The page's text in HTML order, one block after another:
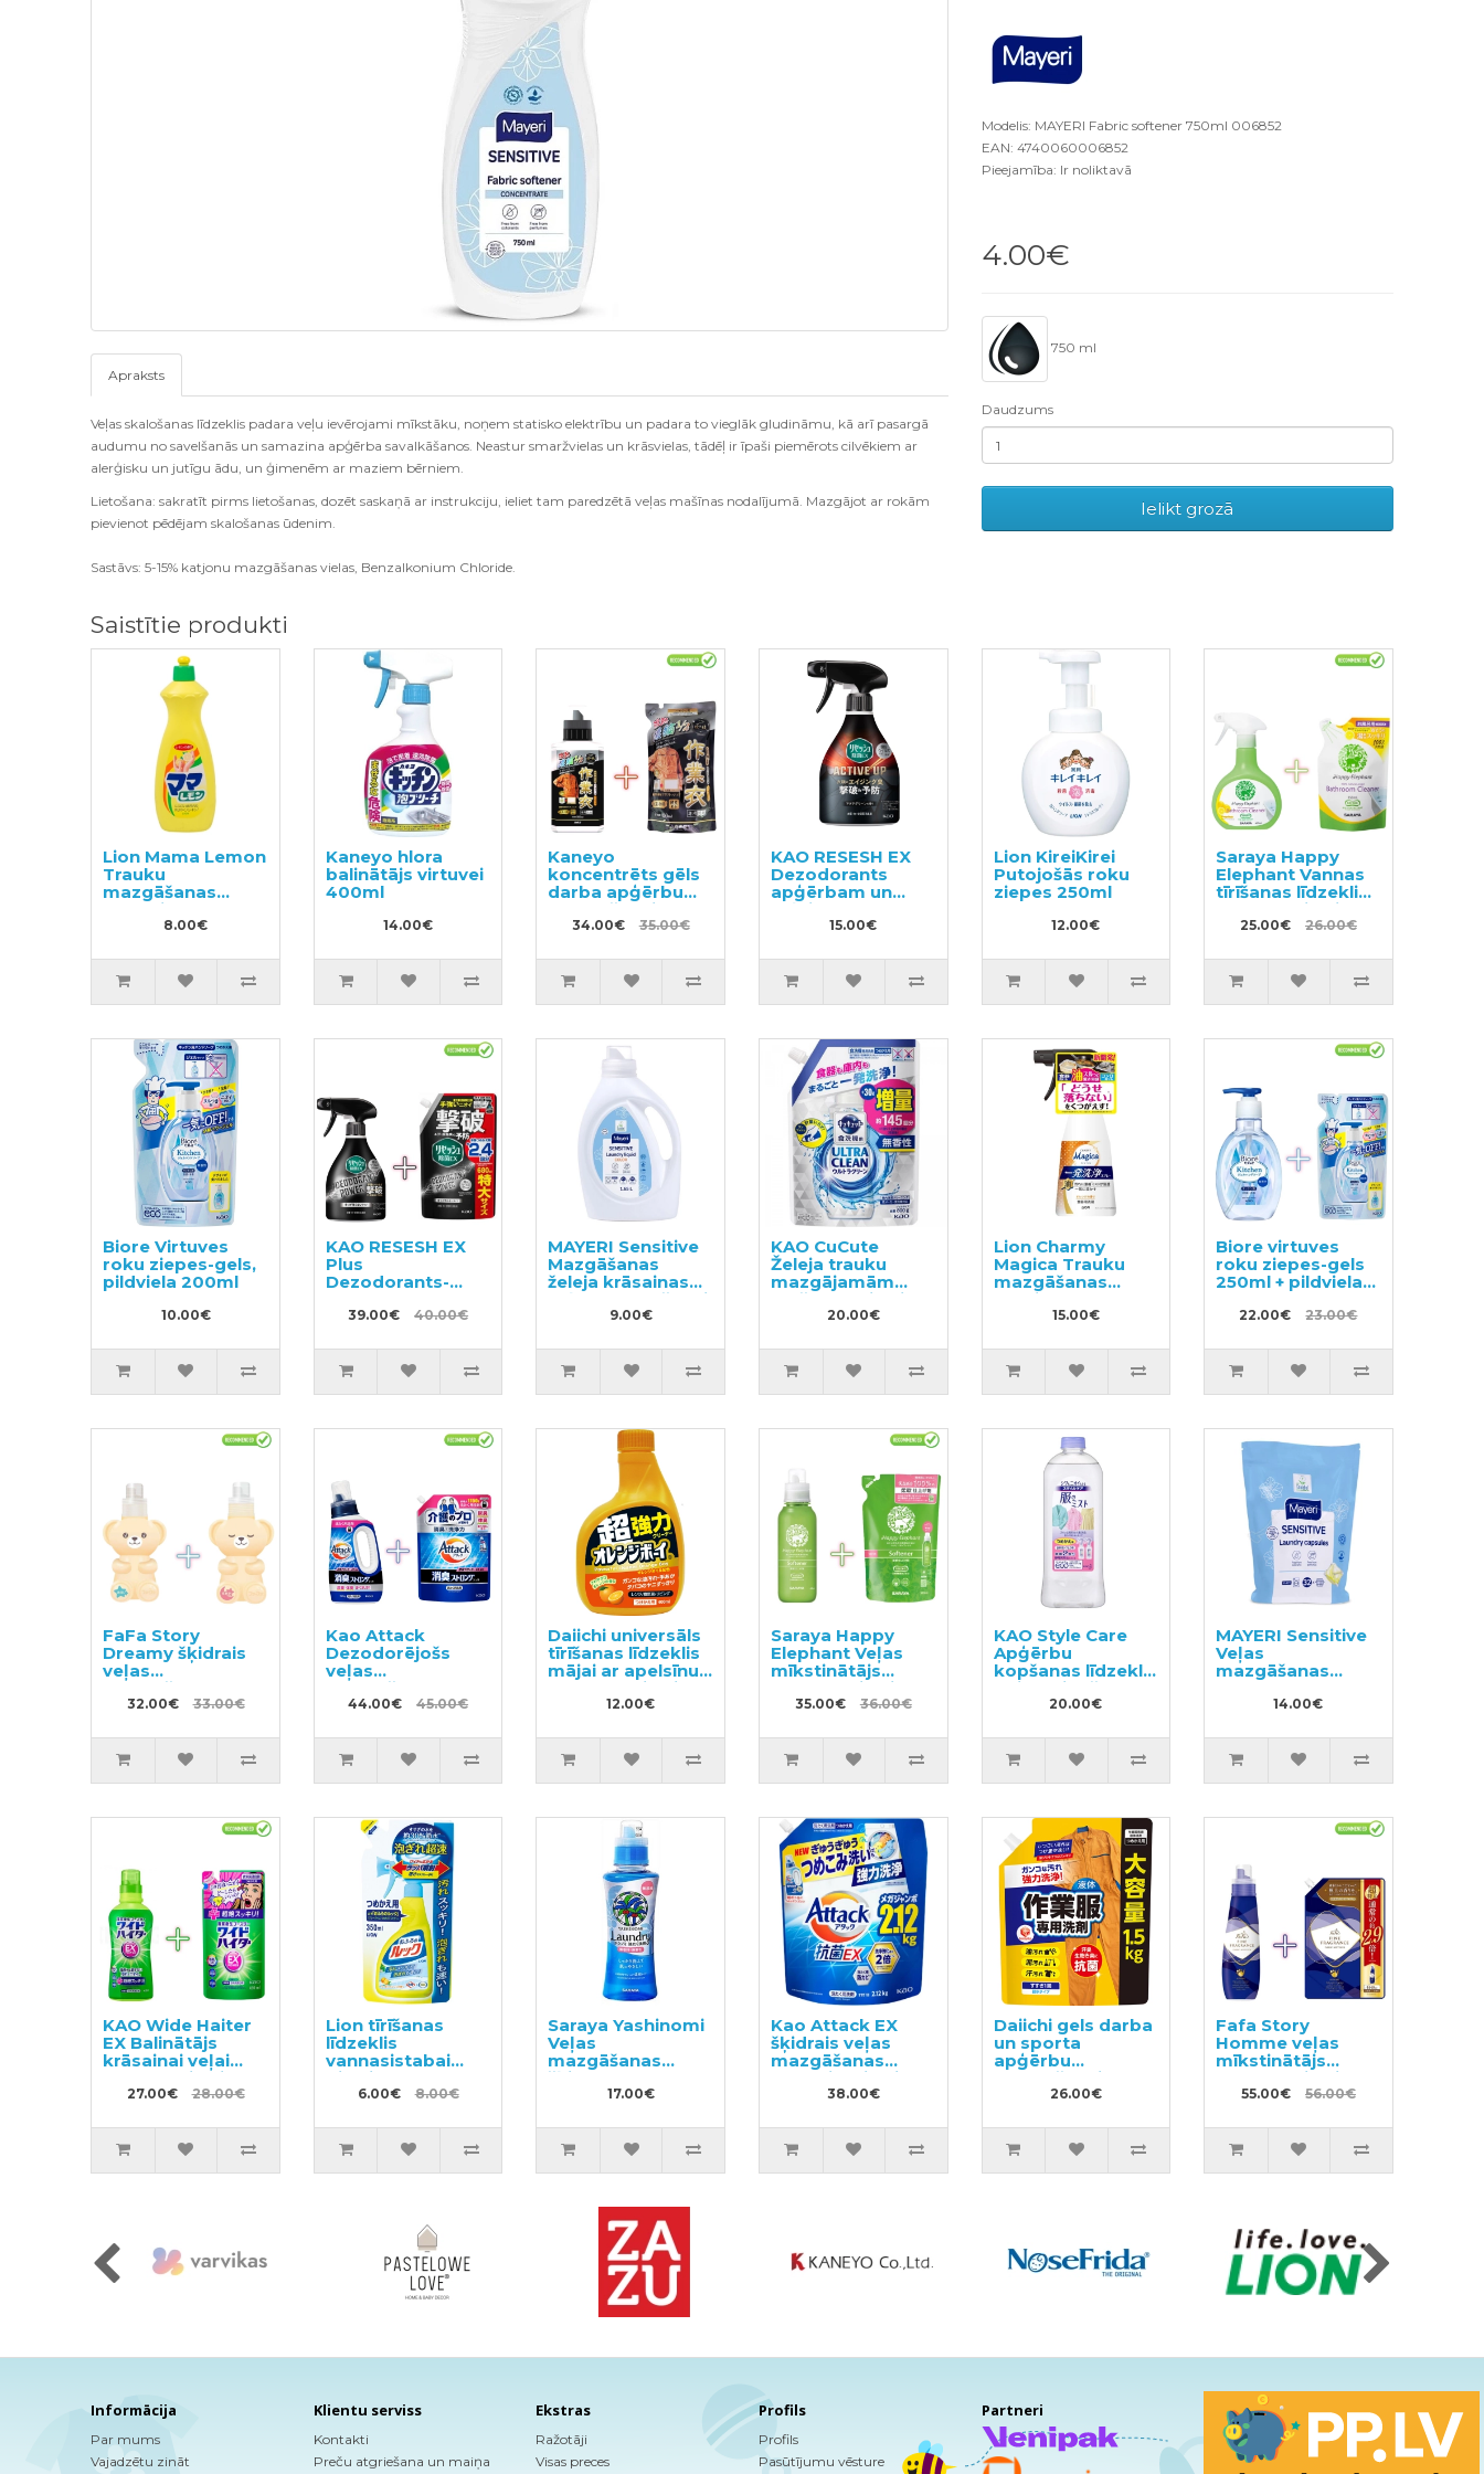
Apraksts
Veļas skalošanas līdzeklis padara veļu ievērojami mīkstāku, noņem statisko elektrību un padara to vieglāk gludināmu, kā arī pasargā
audumu no savelšanās un samazina apģērba savalkāšanos. Neastur smaržvielas un krāsvielas, tādēļ ir īpaši piemērots cilvēkiem ar
alerģisku un jutīgu ādu, un ģimenēm ar maziem bērniem.
Lietošana: sakratīt pirms lietošanas, dozēt saskaņā ar instrukciju, ieliet tam paredzētā veļas mašīnas nodalījumā. Mazgājot ar rokām
pievienot pēdējam skalošanas ūdenim.
Sastāvs: 5-15% katjonu mazgāšanas vielas, Benzalkonium Chloride.
Modelis: MAYERI Fabric softener 750ml 006852
EAN: 4740060006852
Pieejamība: Ir noliktavā
4.00€
750 ml
Daudzums
Ielikt grozā
Saistītie produkti
Lion Mama Lemon
Trauku
mazgāšanas
līdzeklis 800ml
8.00€
Kaneyo hlora
balinātājs virtuvei
400ml
14.00€
Kaneyo
koncentrēts gēls
darba apģērbu
mazgāšanai
500ml + pildviela
34.00€ 35.00€
KAO RESESH EX
Dezodorants
apģērbam un
veļai 350ml
15.00€
Lion KireiKirei
Putojošās roku
ziepes 250ml
12.00€
Saraya Happy
Elephant Vannas
tīrīšanas līdzeklis
400ml + pildviela
350ml
25.00€ 26.00€
Biore Virtuves
roku ziepes-gels,
pildviela 200ml
10.00€
KAO RESESH EX
Plus
Dezodorants-
neitralizētājs
apģērbam 360ml
+ pildviela 680ml
39.00€ 40.00€
MAYERI Sensitive
Mazgāšanas
želeja krāsainas
veļas mazgāšanai
9.00€
KAO CuCute
Želeja trauku
mazgājamām
mašīnām pildviela
20.00€
Lion Charmy
Magica Trauku
mazgāšanas
sprejs 300ml
15.00€
Biore virtuves
roku ziepes-gels
250ml + pildviela
22.00€ 23.00€
FaFa Story
Dreamy šķidrais
veļas
mazgāšanas
līdzeklis 400g +
450g
32.00€ 33.00€
Kao Attack
Dezodorējošs
veļas
mazgāšanas gels
720g + pildviela
44.00€ 45.00€
Daiichi universāls
tīrīšanas līdzeklis
mājai ar apelsīnu
aromātu pildviela
400ml12.00€
Saraya Happy
Elephant Veļas
mīkstinātājs
600ml + pildviela
540ml
35.00€ 36.00€
KAO Style Care
Apģērbu
kopšanas līdzeklis
ar izlīdzinošu un
antistatisku
400ml
20.00€
MAYERI Sensitive
Veļas
mazgāšanas
14.00€
KAO Wide Haiter
EX Balinātājs
krāsainai veļai
560ml + pildviela
450ml
27.00€ 28.00€
Lion tīrīšanas
līdzeklis
vannasistabai
pildviela 350ml
6.00€ 8.00€
Saraya Yashinomi
Veļas
mazgāšanas
šķidrums 520ml
17.00€
Kao Attack EX
šķidrais veļas
mazgāšanas
līdzeklis, pildviela
2.12kg38.00€
Daiichi gels darba
un sporta
apģērbu
mazgāšanai
pildviela 1.5kg
26.00€
Fafa Story
Homme veļas
mīkstinātājs
600ml + pildviela
1440ml
55.00€ 56.00€
Informācija
Par mums
Vajadzētu zināt
Klientu serviss
Kontakti
Preču atgriešana un maiņa
Ekstras
Ražotāji
Visas preces
Profils
Profils
Pasūtījumu vēsture
Partneri